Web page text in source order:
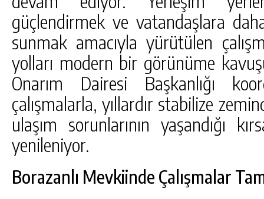
güçlendirmek ve vatandaşlara
sunmak amacıyla yürütülen
yolları modern bir görünüme
Onarım Dairesi Başkanlığı
çalışmalarla, yıllardır stabilize
ulaşım sorunlarının yaşandığı
yenileniyor.
Borazanlı Mevkiinde Çalışmalar
GÜNLÜK HABER AKIŞI
GÖKSUN HAFIZLIK KIZ KUR’AN KURSU
ÖĞRENCILERINE DARENDE GEZISI.